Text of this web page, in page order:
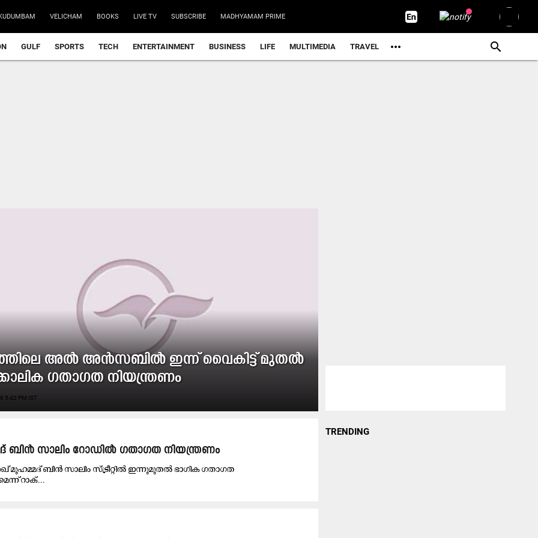
VELICHAM BOOKS LIVE TV SUBSCRIBE MADHYAMAM PRIME
GULF SPORTS TECH ENTERTAINMENT BUSINESS LIFE MULTIMEDIA TRAVEL
അൽ അൻസബിൽ ഇന്ന് വൈകിട്ട് മുതൽ
ഗതാഗത നിയന്ത്രണം
5:42 PM IST
സാലിം റോഡില്‍ ഗതാഗത നിയന്ത്രണം
ബിന്‍ സാലിം സ്ട്രീറ്റില്‍ ഇന്നുമുതല്‍ ഭാഗിക ഗതാഗത
റാക്...
TRENDING